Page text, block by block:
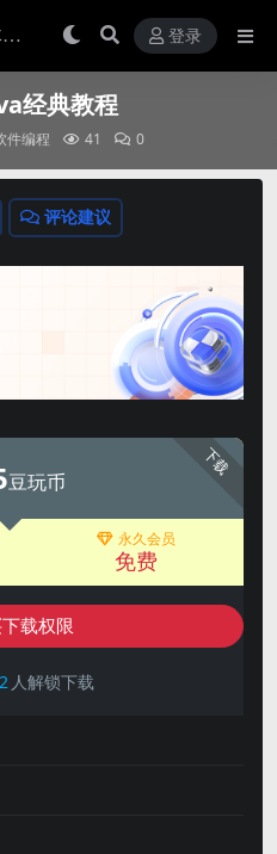
登录
经典教程
件编程 41 0
评论建议
下载
豆玩币
永久会员
免费
载权限
人解锁下载